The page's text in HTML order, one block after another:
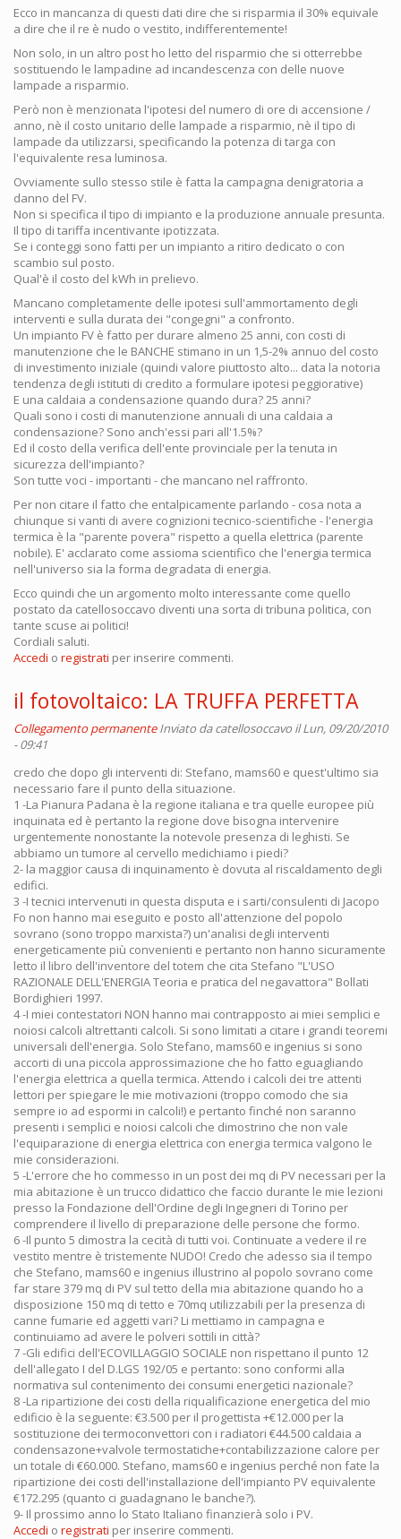
Ecco in mancanza di questi dati dire che si risparmia il 30% equivale
a dire che il re è nudo o vestito, indifferentemente!
Non solo, in un altro post ho letto del risparmio che si otterrebbe
sostituendo le lampadine ad incandescenza con delle nuove
lampade a risparmio.
Però non è menzionata l'ipotesi del numero di ore di accensione /
anno, nè il costo unitario delle lampade a risparmio, nè il tipo di
lampade da utilizzarsi, specificando la potenza di targa con
l'equivalente resa luminosa.
Ovviamente sullo stesso stile è fatta la campagna denigratoria a
danno del FV.
Non si specifica il tipo di impianto e la produzione annuale presunta.
Il tipo di tariffa incentivante ipotizzata.
Se i conteggi sono fatti per un impianto a ritiro dedicato o con
scambio sul posto.
Qual'è il costo del kWh in prelievo.
Mancano completamente delle ipotesi sull'ammortamento degli
interventi e sulla durata dei "congegni" a confronto.
Un impianto FV è fatto per durare almeno 25 anni, con costi di
manutenzione che le BANCHE stimano in un 1,5-2% annuo del costo
di investimento iniziale (quindi valore piuttosto alto... data la notoria
tendenza degli istituti di credito a formulare ipotesi peggiorative)
E una caldaia a condensazione quando dura? 25 anni?
Quali sono i costi di manutenzione annuali di una caldaia a
condensazione? Sono anch'essi pari all'1.5%?
Ed il costo della verifica dell'ente provinciale per la tenuta in
sicurezza dell'impianto?
Son tutte voci - importanti - che mancano nel raffronto.
Per non citare il fatto che entalpicamente parlando - cosa nota a
chiunque si vanti di avere cognizioni tecnico-scientifiche - l'energia
termica è la "parente povera" rispetto a quella elettrica (parente
nobile). E' acclarato come assioma scientifico che l'energia termica
nell'universo sia la forma degradata di energia.
Ecco quindi che un argomento molto interessante come quello
postato da catellosoccavo diventi una sorta di tribuna politica, con
tante scuse ai politici!
Cordiali saluti.
Accedi o registrati per inserire commenti.
il fotovoltaico: LA TRUFFA PERFETTA
Collegamento permanente Inviato dacatellosoccavo il Lun, 09/20/2010
- 09:41
credo che dopo gli interventi di: Stefano, mams60 e quest'ultimo sia
necessario fare il punto della situazione.
1 -La Pianura Padana è la regione italiana e tra quelle europee più
inquinata ed è pertanto la regione dove bisogna intervenire
urgentemente nonostante la notevole presenza di leghisti. Se
abbiamo un tumore al cervello medichiamo i piedi?
2- la maggior causa di inquinamento è dovuta al riscaldamento degli
edifici.
3 -I tecnici intervenuti in questa disputa e i sarti/consulenti di Jacopo
Fo non hanno mai eseguito e posto all'attenzione del popolo
sovrano (sono troppo marxista?) un'analisi degli interventi
energeticamente più convenienti e pertanto non hanno sicuramente
letto il libro dell'inventore del totem che cita Stefano "L'USO
RAZIONALE DELL'ENERGIA Teoria e pratica del negavattora" Bollati
Bordighieri 1997.
4 -I miei contestatori NON hanno mai contrapposto ai miei semplici e
noiosi calcoli altrettanti calcoli. Si sono limitati a citare i grandi teoremi
universali dell'energia. Solo Stefano, mams60 e ingenius si sono
accorti di una piccola approssimazione che ho fatto eguagliando
l'energia elettrica a quella termica. Attendo i calcoli dei tre attenti
lettori per spiegare le mie motivazioni (troppo comodo che sia
sempre io ad espormi in calcoli!) e pertanto finché non saranno
presenti i semplici e noiosi calcoli che dimostrino che non vale
l'equiparazione di energia elettrica con energia termica valgono le
mie considerazioni.
5 -L'errore che ho commesso in un post dei mq di PV necessari per la
mia abitazione è un trucco didattico che faccio durante le mie lezioni
presso la Fondazione dell'Ordine degli Ingegneri di Torino per
comprendere il livello di preparazione delle persone che formo.
6 -Il punto 5 dimostra la cecità di tutti voi. Continuate a vedere il re
vestito mentre è tristemente NUDO! Credo che adesso sia il tempo
che Stefano, mams60 e ingenius illustrino al popolo sovrano come
far stare 379 mq di PV sul tetto della mia abitazione quando ho a
disposizione 150 mq di tetto e 70mq utilizzabili per la presenza di
canne fumarie ed aggetti vari? Li mettiamo in campagna e
continuiamo ad avere le polveri sottili in città?
7 -Gli edifici dell'ECOVILLAGGIO SOCIALE non rispettano il punto 12
dell'allegato I del D.LGS 192/05 e pertanto: sono conformi alla
normativa sul contenimento dei consumi energetici nazionale?
8 -La ripartizione dei costi della riqualificazione energetica del mio
edificio è la seguente: €3.500 per il progettista +€12.000 per la
sostituzione dei termoconvettori con i radiatori €44.500 caldaia a
condensazone+valvole termostatiche+contabilizzazione calore per
un totale di €60.000. Stefano, mams60 e ingenius perché non fate la
ripartizione dei costi dell'installazione dell'impianto PV equivalente
€172.295 (quanto ci guadagnano le banche?).
9- Il prossimo anno lo Stato Italiano finanzierà solo i PV.
Accedi o registrati per inserire commenti.